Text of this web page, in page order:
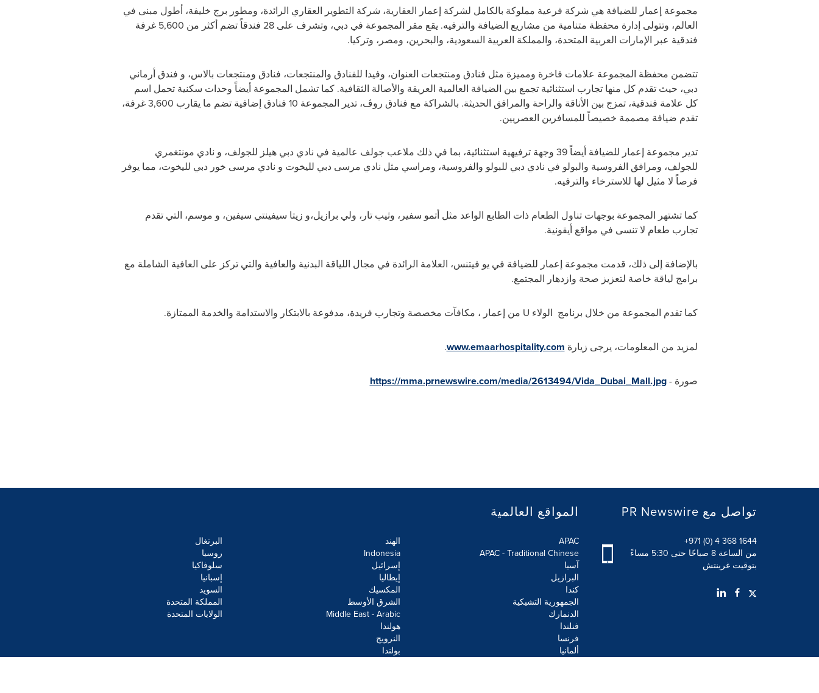
مجموعة إعمار للضيافة هي شركة فرعية مملوكة بالكامل لشركة إعمار العقارية، شركة التطوير العقاري الرائدة، ومطور برج خليفة،أطول مبنى في
العالم، وتتولى إدارة محفظة متنامية من مشاريع الضيافة والترفيه
. يقع مقر المجموعة في دبي، وتشرف على 28 فندقاً تضم أكثر من 5,600 غرفة
فندقية عبر الإمارات العربية المتحدة، والمملكة العربية السعودية، والبحرين، ومصر، وتركيا.
تتضمن محفظة المجموعة علامات فاخرة ومميزة مثل فنادق ومنتجعات العنوان، وفيدا للفنادق والمنتجعات، فنادق ومنتجعات بالاس، و فندق أرماني
دبي، حيث تقدم كل منها تجارب استثنائية تجمع بين الضيافة العالمية العريقة والأصالة الثقافية. كما تشمل المجموعة أيضاً وحدات سكنية تحمل اسم
كل علامة فندقية، تمزج بين الأناقة والراحة والمرافق الحديثة.
بالشراكة مع فنادق روڤ، تدير المجموعة 10 فنادق إضافية تضم ما يقارب 3,600 غرفة،
تقدم ضيافة مصممة خصيصاً للمسافرين العصريين.
تدير مجموعة إعمار للضيافة أيضاً 39 وجهة ترفيهية استثنائية، بما في ذلك ملاعب جولف عالمية في نادي دبي هيلز للجولف، و نادي مونتغمري
للجولف، ومرافق الفروسية والبولو في نادي دبي للبولو والفروسية، ومراسي مثل نادي مرسى دبي لليخوت و نادي مرسى خور دبي لليخوت، مما يوفر
فرصاً لا مثيل لها للاسترخاء والترفيه.
كما تشتهر المجموعة بوجهات تناول الطعام ذات الطابع الواعد مثل أتمو سفير، وثيب تار، ولي برازيل،و زيتا سيفينتي سيفين، و موسم، التي تقدم
تجارب طعام لا تنسى في مواقع أيقونية.
بالإضافة إلى ذلك، قدمت مجموعة إعمار للضيافة في يو فيتنس، العلامة الرائدة في مجال اللياقة البدنية والعافية والتي تركز على العافية الشاملة مع
برامج لياقة خاصة لتعزيز صحة وازدهار المجتمع.
كما تقدم المجموعة من خلال برنامج الولاء U من إعمار ، مكافآت مخصصة وتجارب فريدة، مدفوعة بالابتكار والاستدامة والخدمة الممتازة.
لمزيد من المعلومات، يرجى زيارة www.emaarhospitality.com
.
صورة -https://mma.prnewswire.com/media/2613494/Vida_Dubai_Mall.jpg
PR Newswire تواصل مع
+971 (0) 4 368 1644
من الساعة 8 صباحًا حتى 5:30 مساءً
بتوقيت غرينتش
المواقع العالمية
APAC
APAC - Traditional Chinese
آسيا
البرازيل
كندا
الجمهورية التشيكية
الدنمارك
فنلندا
فرنسا
ألمانيا
الهند
Indonesia
إسرائيل
إيطاليا
المكسيك
الشرق الأوسط
Middle East - Arabic
هولندا
النرويج
بولندا
البرتغال
روسيا
سلوفاكيا
إسبانيا
السويد
المملكة المتحدة
الولايات المتحدة